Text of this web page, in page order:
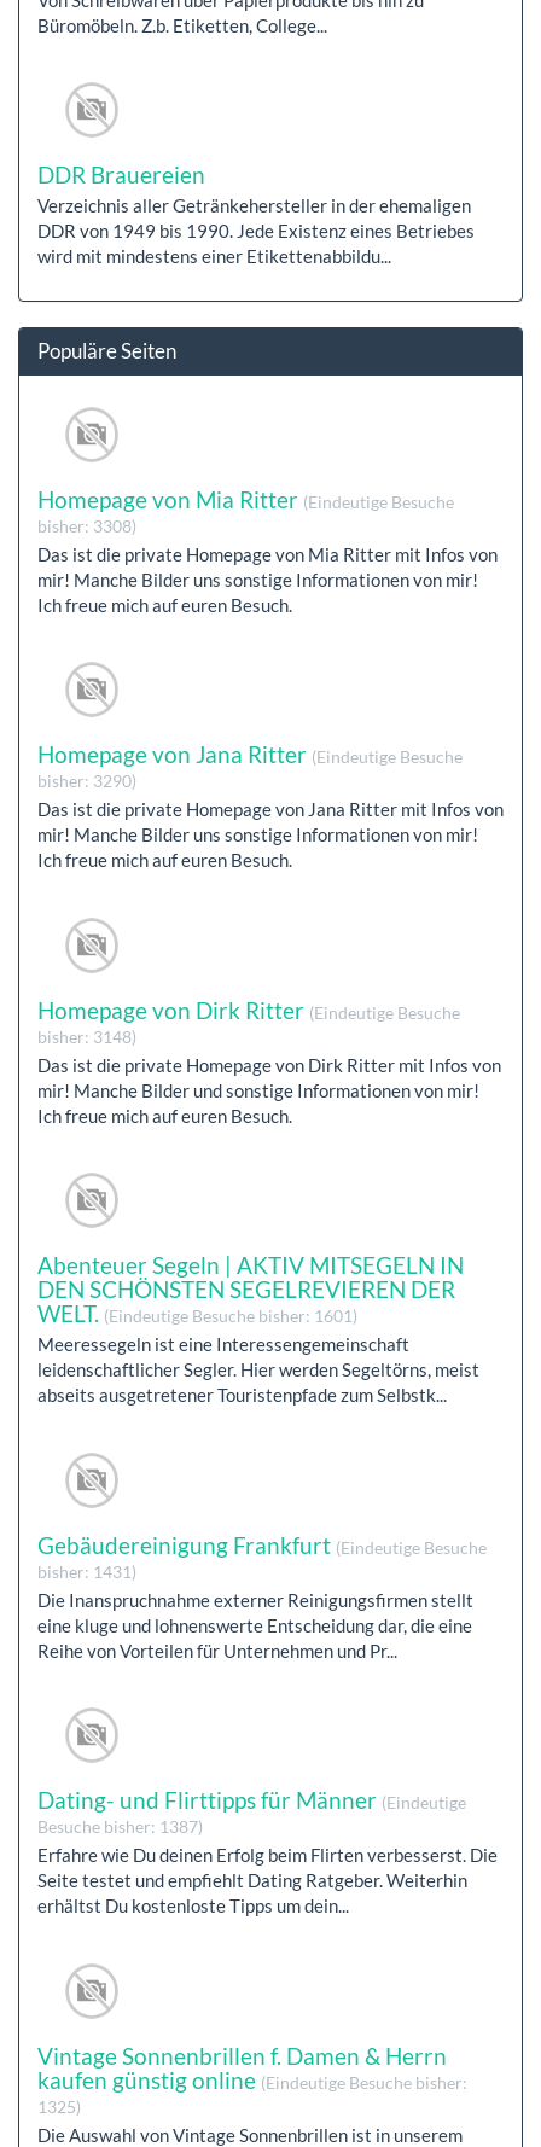
Büromöbeln. Z.b. Etiketten, College...
DDR Brauereien
Verzeichnis aller Getränkehersteller in der ehemaligen
DDR von 1949 bis 1990. Jede Existenz eines Betriebes
wird mit mindestens einer Etikettenabbildu...
Populäre Seiten
Homepage von Mia Ritter (Eindeutige Besuche
bisher: 3308)
Das ist die private Homepage von Mia Ritter mit Infos von
mir! Manche Bilder uns sonstige Informationen von mir!
Ich freue mich auf euren Besuch.
Homepage von Jana Ritter (Eindeutige Besuche
bisher: 3290)
Das ist die private Homepage von Jana Ritter mit Infos von
mir! Manche Bilder uns sonstige Informationen von mir!
Ich freue mich auf euren Besuch.
Homepage von Dirk Ritter (Eindeutige Besuche
bisher: 3148)
Das ist die private Homepage von Dirk Ritter mit Infos von
mir! Manche Bilder und sonstige Informationen von mir!
Ich freue mich auf euren Besuch.
Abenteuer Segeln | AKTIV MITSEGELN IN
DEN SCHÖNSTEN SEGELREVIEREN DER
WELT. (Eindeutige Besuche bisher: 1601)
Meeressegeln ist eine Interessengemeinschaft
leidenschaftlicher Segler. Hier werden Segeltörns, meist
abseits ausgetretener Touristenpfade zum Selbstk...
Gebäudereinigung Frankfurt (Eindeutige Besuche
bisher: 1431)
Die Inanspruchnahme externer Reinigungsfirmen stellt
eine kluge und lohnenswerte Entscheidung dar, die eine
Reihe von Vorteilen für Unternehmen und Pr...
Dating- und Flirttipps für Männer (Eindeutige
Besuche bisher: 1387)
Erfahre wie Du deinen Erfolg beim Flirten verbesserst. Die
Seite testet und empfiehlt Dating Ratgeber. Weiterhin
erhältst Du kostenloste Tipps um dein...
Vintage Sonnenbrillen f. Damen & Herrn
kaufen günstig online (Eindeutige Besuche bisher:
1325)
Die Auswahl von Vintage Sonnenbrillen ist in unserem